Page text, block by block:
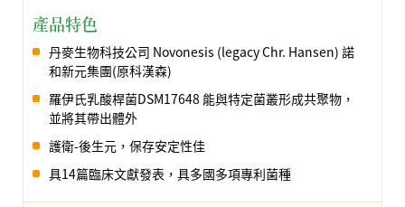
產品特色
丹麥生物科技公司 Novonesis (legacy Chr. Hansen) 諾
和新元集團(原科漢森)
羅伊氏乳酸桿菌DSM17648 能與特定菌叢形成共聚物，
並將其帶出體外
護衛-後生元，保存安定性佳
具14篇臨床文獻發表，具多國多項專利菌種